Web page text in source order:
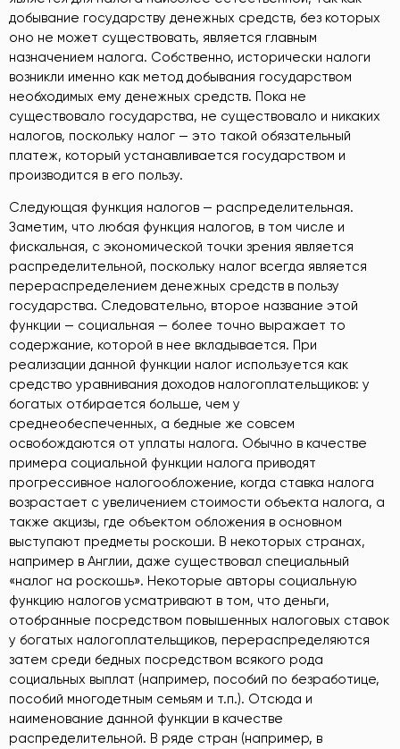
добывание государству денежных средств, без которых
оно не может существовать, является главным
назначением налога. Собственно, исторически налоги
возникли именно как метод добывания государством
необходимых ему денежных средств. Пока не
существовало государства, не существовало и никаких
налогов, поскольку налог — это такой обязательный
платеж, который устанавливается государством и
производится в его пользу.
Следующая функция налогов — распределительная.
Заметим, что любая функция налогов, в том числе и
фискальная, с экономической точки зрения является
распределительной, поскольку налог всегда является
перераспределением денежных средств в пользу
государства. Следовательно, второе название этой
функции — социальная — более точно выражает то
содержание, которой в нее вкладывается. При
реализации данной функции налог используется как
средство уравнивания доходов налогоплательщиков: у
богатых отбирается больше, чем у
среднеобеспеченных, а бедные же совсем
освобождаются от уплаты налога. Обычно в качестве
примера социальной функции налога приводят
прогрессивное налогообложение, когда ставка налога
возрастает с увеличением стоимости объекта налога, а
также акцизы, где объектом обложения в основном
выступают предметы роскоши. В некоторых странах,
например в Англии, даже существовал специальный
«налог на роскошь». Некоторые авторы социальную
функцию налогов усматривают в том, что деньги,
отобранные посредством повышенных налоговых ставок
у богатых налогоплательщиков, перераспределяются
затем среди бедных посредством всякого рода
социальных выплат (например, пособий по безработице,
пособий многодетным семьям и т.п.). Отсюда и
наименование данной функции в качестве
распределительной. В ряде стран (например, в